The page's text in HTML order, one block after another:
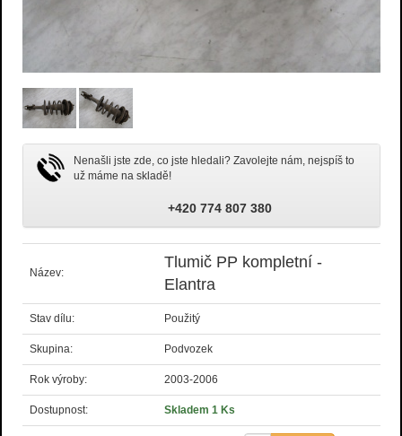
Nenašli jste zde, co jste hledali? Zavolejte nám, nejspíš to
už máme na skladě!
+420 774 807 380
Název:
Tlumič PP kompletní -
Elantra
Stav dílu: Použitý
Skupina: Podvozek
Rok výroby: 2003-2006
Dostupnost: Skladem 1 Ks